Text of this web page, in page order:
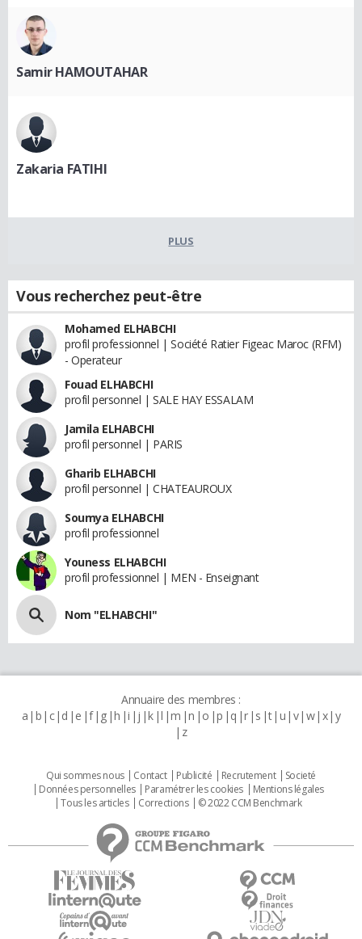
Samir HAMOUTAHAR
Zakaria FATIHI
PLUS
Vous recherchez peut-être
Mohamed ELHABCHI
profil professionnel | Société Ratier Figeac Maroc (RFM)
- Operateur
Fouad ELHABCHI
profil personnel | SALE HAY ESSALAM
Jamila ELHABCHI
profil personnel | PARIS
Gharib ELHABCHI
profil personnel | CHATEAUROUX
Soumya ELHABCHI
profil professionnel
Youness ELHABCHI
profil professionnel | MEN - Enseignant
Nom "ELHABCHI"
Annuaire des membres :
a b c d e f g h i j k l m n o p q r s t u v w x y
z
Qui sommes nous Contact Publicité Recrutement
Societé
Données personnelles
Paramétrer les cookies
Mentions légales
Tous les articles
Corrections © 2022 CCM Benchmark